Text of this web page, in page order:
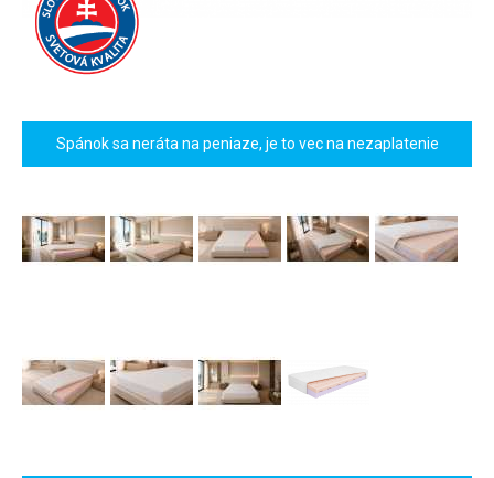
Spánok sa neráta na peniaze, je to vec na nezaplatenie